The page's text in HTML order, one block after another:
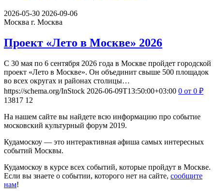
2026-05-30 2026-09-06
Москва г. Москва
Проект «Лето в Москве» 2026
С 30 мая по 6 сентября 2026 года в Москве пройдет городской
проект «Лето в Москве». Он объединит свыше 500 площадок
во всех округах и районах столицы…
https://schema.org/InStock 2026-06-09T13:50:00+03:00 0 от 0 ₽
13817 12
На нашем сайте вы найдете всю информацию про событие
московский культурный форум 2019.
Кудамоскоу — это интерактивная афиша самых интересных
событий Москвы.
Кудамоскоу в курсе всех событий, которые пройдут в Москве.
Если вы знаете о событии, которого нет на сайте, сообщите
нам!